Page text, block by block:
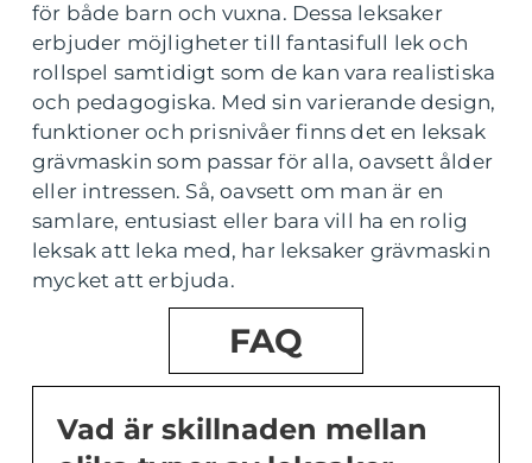
för både barn och vuxna. Dessa leksaker
erbjuder möjligheter till fantasifull lek och
rollspel samtidigt som de kan vara realistiska
och pedagogiska. Med sin varierande design,
funktioner och prisnivåer finns det en leksak
grävmaskin som passar för alla, oavsett ålder
eller intressen. Så, oavsett om man är en
samlare, entusiast eller bara vill ha en rolig
leksak att leka med, har leksaker grävmaskin
mycket att erbjuda.
FAQ
Vad är skillnaden mellan